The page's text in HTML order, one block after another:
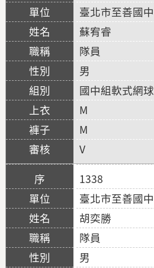
臺北市至善國中
蘇宥睿
隊員
男
國中組軟式網球
M
M
V
1338
臺北市至善國中
胡奕勝
隊員
男